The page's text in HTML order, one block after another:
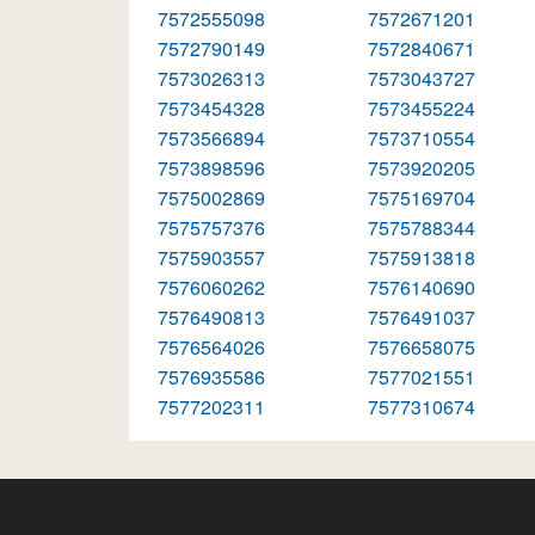
7572555098
7572671201
7572790149
7572840671
7573026313
7573043727
7573454328
7573455224
7573566894
7573710554
7573898596
7573920205
7575002869
7575169704
7575757376
7575788344
7575903557
7575913818
7576060262
7576140690
7576490813
7576491037
7576564026
7576658075
7576935586
7577021551
7577202311
7577310674